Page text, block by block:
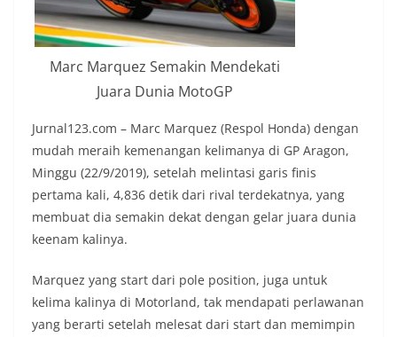
Marc Marquez Semakin Mendekati
Juara Dunia MotoGP
Jurnal123.com – Marc Marquez (Respol Honda) dengan
mudah meraih kemenangan kelimanya di GP Aragon,
Minggu (22/9/2019), setelah melintasi garis finis
pertama kali, 4,836 detik dari rival terdekatnya, yang
membuat dia semakin dekat dengan gelar juara dunia
keenam kalinya.
Marquez yang start dari pole position, juga untuk
kelima kalinya di Motorland, tak mendapati perlawanan
yang berarti setelah melesat dari start dan memimpin